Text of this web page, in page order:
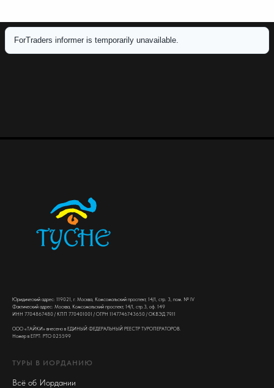
Юридический адрес: 119021, г. Москва, Комсомольский проспект, 14/1, стр. 3, пом. № IV
Фактический адрес: Москва, Комсомольский проспект, 14/1, стр.3, оф. 149
ИНН 7704867480 / КПП 770401001 / ОГРН 1147746743650 / ОКВЭД 79.11
ООО «ТАЙКИ» внесено в ЕДИНЫЙ ФЕДЕРАЛЬНЫЙ РЕЕСТР ТУРОПЕРАТОРОВ.
Номер в ЕГРТ: РТО 025599
ТУРЫ В ИОРДАНИЮ
Всё об Иордании